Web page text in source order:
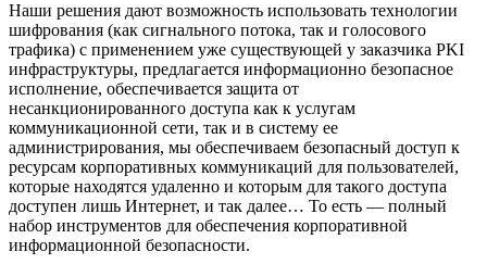
Наши решения дают возможность использовать технологии
шифрования (как сигнального потока, так и голосового
трафика) с применением уже существующей у заказчика PKI
инфраструктуры, предлагается информационно безопасное
исполнение, обеспечивается защита от
несанкционированного доступа как к услугам
коммуникационной сети, так и в систему ее
администрирования, мы обеспечиваем безопасный доступ к
ресурсам корпоративных коммуникаций для пользователей,
которые находятся удаленно и которым для такого доступа
доступен лишь Интернет, и так далее… То есть — полный
набор инструментов для обеспечения корпоративной
информационной безопасности.